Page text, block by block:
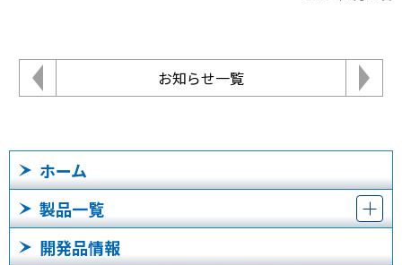
お知らせ一覧
ホーム
製品一覧
開発品情報